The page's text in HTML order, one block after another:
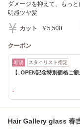
ダメージを抑えて、もっ
明感ツヤ髪
カット ￥5,500
クーポン
新規 スタイリスト指定
【↓OPEN記念特別価格ご新
-
Hair Gallery glass 春